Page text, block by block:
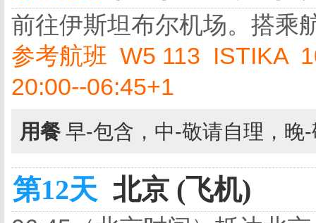
前往伊斯坦布尔机场。搭乘
参考航班 W5 113 ISTIKA
20:00--06:45+1
用餐 早-包含，中-敬请自理，晚
第12天 北京 (飞机)